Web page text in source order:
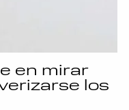
en mirar
los